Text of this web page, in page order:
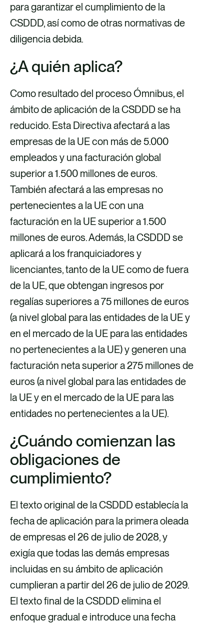
para garantizar el cumplimiento de la
CSDDD, así como de otras normativas de
diligencia debida.
¿A quién aplica?
Como resultado del proceso Ómnibus, el
ámbito de aplicación de la CSDDD se ha
reducido. Esta Directiva afectará a las
empresas de la UE con más de 5.000
empleados y una facturación global
superior a 1.500 millones de euros.
También afectará a las empresas no
pertenecientes a la UE con una
facturación en la UE superior a 1.500
millones de euros. Además, la CSDDD se
aplicará a los franquiciadores y
licenciantes, tanto de la UE como de fuera
de la UE, que obtengan ingresos por
regalías superiores a 75 millones de euros
(a nivel global para las entidades de la UE y
en el mercado de la UE para las entidades
no pertenecientes a la UE) y generen una
facturación neta superior a 275 millones de
euros (a nivel global para las entidades de
la UE y en el mercado de la UE para las
entidades no pertenecientes a la UE).
¿Cuándo comienzan las
obligaciones de
cumplimiento?
El texto original de la CSDDD establecía la
fecha de aplicación para la primera oleada
de empresas el 26 de julio de 2028, y
exigía que todas las demás empresas
incluidas en su ámbito de aplicación
cumplieran a partir del 26 de julio de 2029.
El texto final de la CSDDD elimina el
enfoque gradual e introduce una fecha